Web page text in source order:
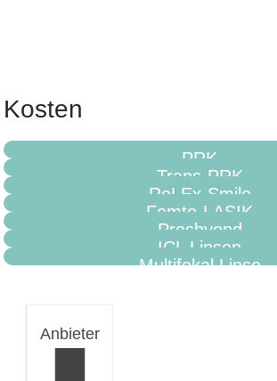
Kosten
PRK
Trans-PRK
ReLEx-Smile
Femto-LASIK
Presbyond
ICL Linsen
Multifokal Linse
Anbieter